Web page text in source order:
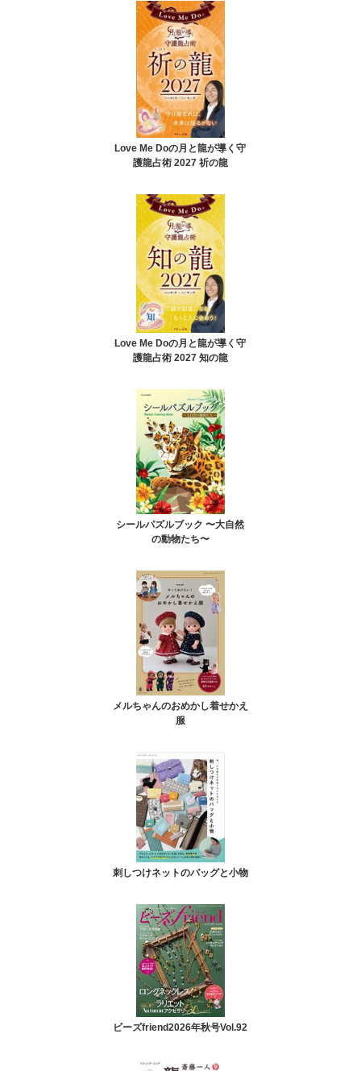
Love Me Doの月と龍が導く守
護龍占術 2027 祈の龍
Love Me Doの月と龍が導く守
護龍占術 2027 知の龍
シールパズルブック 〜大自然
の動物たち〜
メルちゃんのおめかし着せかえ
服
刺しつけネットのバッグと小物
ビーズfriend2026年秋号Vol.92